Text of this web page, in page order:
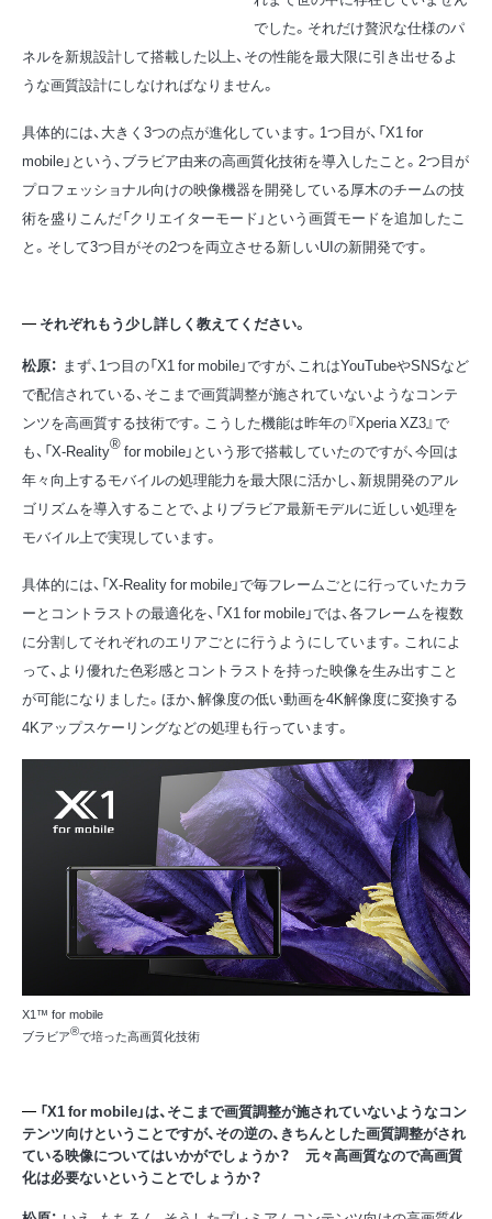
でした。それだけ贅沢な仕様のパ
ネルを新規設計して搭載した以上、その性能を最大限に引き出せるよ
うな画質設計にしなければなりません。
具体的には、大きく3つの点が進化しています。1つ目が、「X1 for
mobile」という、ブラビア由来の高画質化技術を導入したこと。2つ目が
プロフェッショナル向けの映像機器を開発している厚木のチームの技
術を盛りこんだ「クリエイターモード」という画質モードを追加したこ
と。そして3つ目がその2つを両立させる新しいUIの新開発です。
それぞれもう少し詳しく教えてください。
松原： まず、1つ目の「X1 for mobile」ですが、これはYouTubeやSNSなど
で配信されている、そこまで画質調整が施されていないようなコンテ
ンツを高画質する技術です。こうした機能は昨年の『Xperia XZ3』で
も、「X-Reality®for mobile」という形で搭載していたのですが、今回は
年々向上するモバイルの処理能力を最大限に活かし、新規開発のアル
ゴリズムを導入することで、よりブラビア最新モデルに近しい処理を
モバイル上で実現しています。
具体的には、「X-Reality for mobile」で毎フレームごとに行っていたカラ
ーとコントラストの最適化を、「X1 for mobile」では、各フレームを複数
に分割してそれぞれのエリアごとに行うようにしています。これによ
って、より優れた色彩感とコントラストを持った映像を生み出すこと
が可能になりました。ほか、解像度の低い動画を4K解像度に変換する
4Kアップスケーリングなどの処理も行っています。
X1™ for mobile
ブラビア®で培った高画質化技術
「X1 for mobile」は、そこまで画質調整が施されていないようなコン
テンツ向けということですが、その逆の、きちんとした画質調整がされ
ている映像についてはいかがでしょうか？ 元々高画質なので高画質
化は必要ないということでしょうか？